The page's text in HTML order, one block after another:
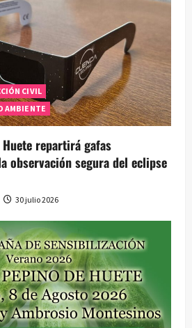
CIVIL
AMBIENTE
repartirá gafas
observación segura del eclipse
30 julio 2026